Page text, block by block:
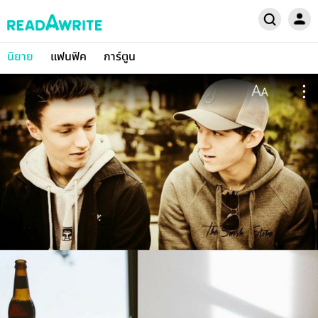
นิยาย แฟนฟิค การ์ตูน